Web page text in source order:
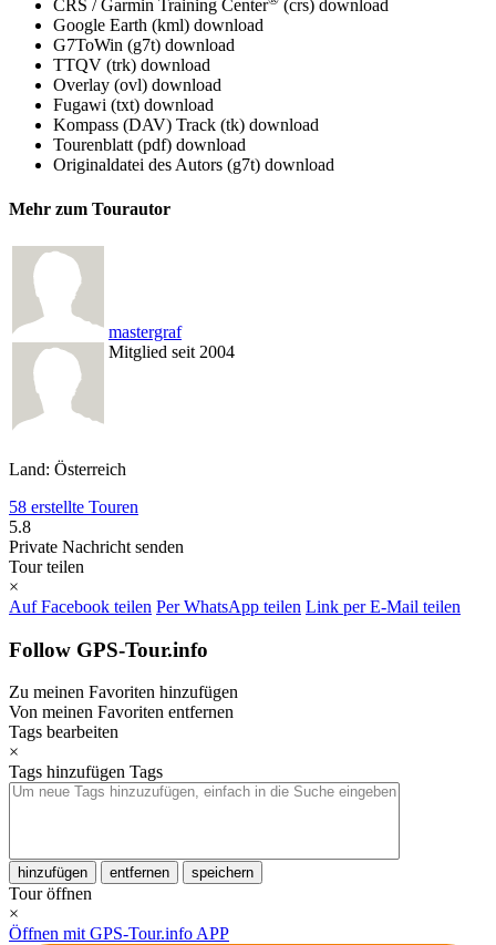
CRS / Garmin Training Center (crs) download
Google Earth (kml) download
G7ToWin (g7t) download
TTQV (trk) download
Overlay (ovl) download
Fugawi (txt) download
Kompass (DAV) Track (tk) download
Tourenblatt (pdf) download
Originaldatei des Autors (g7t) download
Mehr zum Tourautor
mastergraf
Mitglied seit 2004
Land: Österreich
58 erstellte Touren
5.8
Private Nachricht senden
Tour teilen
×
Auf Facebook teilen Per WhatsApp teilen Link per E-Mail teilen
Follow GPS-Tour.info
Zu meinen Favoriten hinzufügen
Von meinen Favoriten entfernen
Tags bearbeiten
×
Tags hinzufügen Tags
hinzufügen entfernen speichern
Tour öffnen
×
Öffnen mit GPS-Tour.info APP